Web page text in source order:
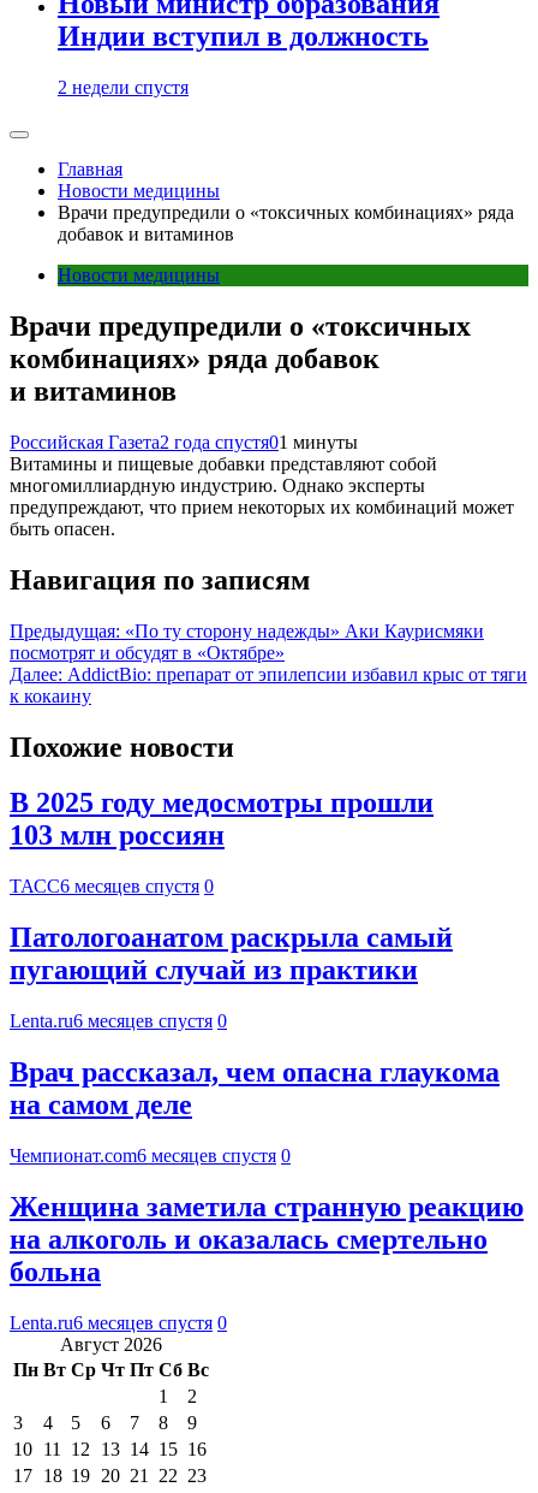
Индии вступил в должность
2 недели спустя
Главная
Новости медицины
Врачи предупредили о «токсичных комбинациях» ряда
добавок и витаминов
Новости медицины
Врачи предупредили о «токсичных
комбинациях» ряда добавок
и витаминов
Российская Газета2 года спустя01 минуты
Витамины и пищевые добавки представляют собой
многомиллиардную индустрию. Однако эксперты
предупреждают, что прием некоторых их комбинаций может
быть опасен.
Навигация по записям
Предыдущая: «По ту сторону надежды» Аки Каурисмяки
посмотрят и обсудят в «Октябре»
Далее: AddictBio: препарат от эпилепсии избавил крыс от тяги
к кокаину
Похожие новости
В 2025 году медосмотры прошли
103 млн россиян
ТАСС6 месяцев спустя 0
Патологоанатом раскрыла самый
пугающий случай из практики
Lenta.ru6 месяцев спустя 0
Врач рассказал, чем опасна глаукома
на самом деле
Чемпионат.com6 месяцев спустя 0
Женщина заметила странную реакцию
на алкоголь и оказалась смертельно
больна
Lenta.ru6 месяцев спустя 0
Август 2026
Пн Вт Ср Чт Пт Сб Вс
1
2
3
4 5 6 7 8
9
10 11 12 13 14 15 16
17 18 19 20 21 22 23